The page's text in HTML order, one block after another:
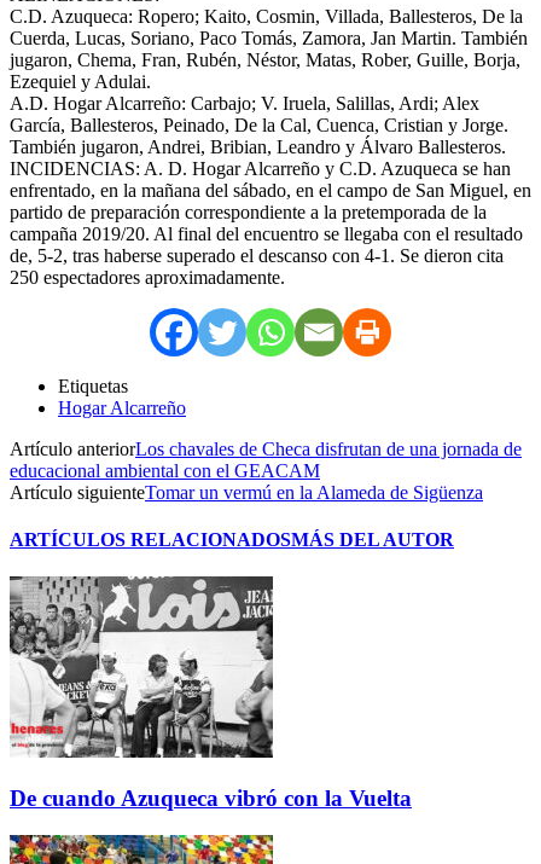
C.D. Azuqueca: Ropero; Kaito, Cosmin, Villada, Ballesteros, De la
Cuerda, Lucas, Soriano, Paco Tomás, Zamora, Jan Martin. También
jugaron, Chema, Fran, Rubén, Néstor, Matas, Rober, Guille, Borja,
Ezequiel y Adulai.
A.D. Hogar Alcarreño: Carbajo; V. Iruela, Salillas, Ardi; Alex
García, Ballesteros, Peinado, De la Cal, Cuenca, Cristian y Jorge.
También jugaron, Andrei, Bribian, Leandro y Álvaro Ballesteros.
INCIDENCIAS: A. D. Hogar Alcarreño y C.D. Azuqueca se han
enfrentado, en la mañana del sábado, en el campo de San Miguel, en
partido de preparación correspondiente a la pretemporada de la
campaña 2019/20. Al final del encuentro se llegaba con el resultado
de, 5-2, tras haberse superado el descanso con 4-1. Se dieron cita
250 espectadores aproximadamente.
Etiquetas
Hogar Alcarreño
Artículo anteriorLos chavales de Checa disfrutan de una jornada de
educacional ambiental con el GEACAM
Artículo siguienteTomar un vermú en la Alameda de Sigüenza
ARTÍCULOS RELACIONADOSMÁS DEL AUTOR
De cuando Azuqueca vibró con la Vuelta